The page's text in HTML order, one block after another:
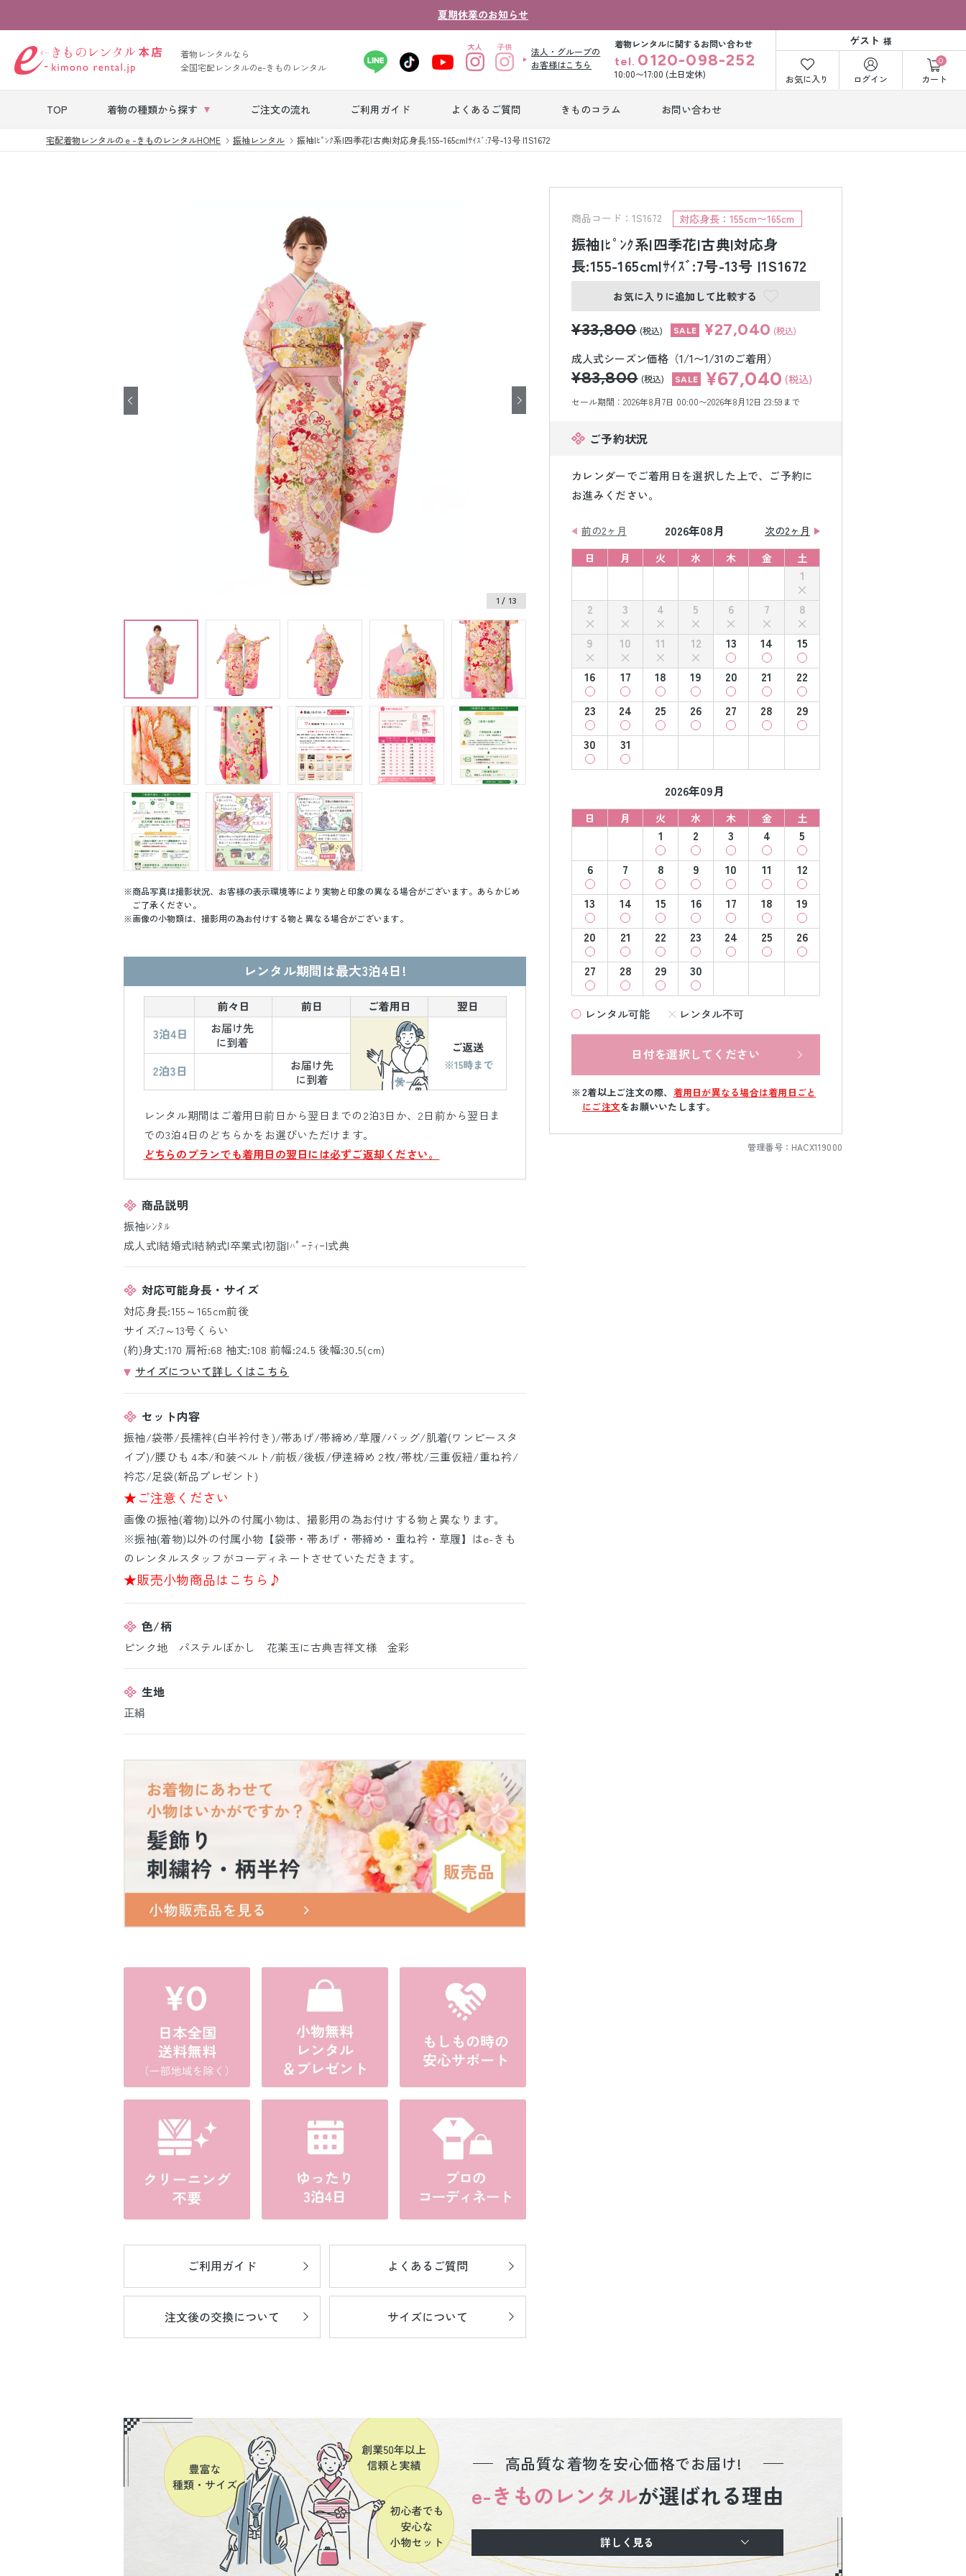
夏期休業のお知らせ
着物レンタルなら
全国宅配レンタルのe-きものレンタル
法人・グループの
お客様はこちら
着物レンタルに関するお問い合わせ
tel. 0120-098-252
10:00〜17:00 (土日定休)
ゲスト 様
お気に入り ログイン
0
カート
TOP 着物の種類から探す ご注文の流れ ご利用ガイド よくあるご質問 きものコラム お問い合わせ
七五三レンタル 振袖レンタル
卒業式袴レンタ
ル
産着レンタル
レンタル
タル
紋付袴レンタル
男性礼装レンタ
ル
色打掛&紋付袴
レンタル
白無垢&紋付袴
小物販売品
宅配着物レンタルのｅ-きものレンタルHOME 振袖レンタル 振袖|ﾋﾟﾝｸ系|四季花|古典|対応身長:155-165cm|ｻｲｽﾞ:7号-13号 |1S1672
商品コード：1S1672 対応身長：155cm〜165cm
振袖|ﾋﾟﾝｸ系|四季花|古典|対応身
長:155-165cm|ｻｲｽﾞ:7号-13号 |1S1672
お気に入りに追加して比較する
¥33,800 (税込) ¥27,040 (税込)
成人式シーズン価格（1/1〜1/31のご着用）
¥83,800 (税込) ¥67,040 (税込)
セール期間：2026年8月7日 00:00〜2026年8月12日 23:59まで
ご予約状況
カレンダーでご着用日を選択した上で、ご予約に
お進みください。
前の2ヶ月 2026年08月
次の2ヶ月
日
月 火 水 木 金 土
1
2
3 4 5 6 7
8
9
10 11 12 13 14
15
16
17 18 19 20 21
22
23
24 25 26 27 28
29
30
31
2026年09月
日 月 火 水 木 金 土
1 2 3 4
5
6
7 8 9 10 11
12
13
14 15 16 17 18
19
20
21 22 23 24 25
26
27
28 29 30
レンタル可能 レンタル不可
日付を選択してください
2着以上ご注文の際、 着用日が異なる場合は着用日ごと
にご注文をお願いいたします。
管理番号： HACX119000
1 / 13
商品写真は撮影状況、お客様の表示環境等により実物と印象の異なる場合がございます。あらかじめ
ご了承ください。
画像の小物類は、撮影用の為お付けする物と異なる場合がございます。
レンタル期間は最大3泊4日!
レンタル期間はご着用日前日から翌日までの2泊3日か、2日前から翌日ま
での3泊4日のどちらかをお選びいただけます。
どちらのプランでも着用日の翌日には必ずご返却ください。
商品説明
振袖ﾚﾝﾀﾙ
成人式|結婚式|結納式|卒業式|初詣|ﾊﾟｰﾃｨｰ|式典
対応可能身長・サイズ
対応身長:155～165cm前後
サイズ:7～13号くらい
(約)身丈:170 肩裄:68 袖丈:108 前幅:24.5 後幅:30.5(cm)
サイズについて詳しくはこちら
セット内容
振袖/袋帯/長襦袢(白半衿付き)/帯あげ/帯締め/草履/バッグ/肌着(ワンピースタ
イプ)/腰ひも 4本/和装ベルト/前板/後板/伊逹締め 2枚/帯枕/三重仮紐/重ね衿/
衿芯/足袋(新品プレゼント)
★ご注意ください
画像の振袖(着物)以外の付属小物は、撮影用の為お付けする物と異なります。
※振袖(着物)以外の付属小物【袋帯・帯あげ・帯締め・重ね衿・草履】はe-きも
のレンタルスタッフがコーディネートさせていただきます。
★販売小物商品はこちら♪
色/柄
ピンク地 パステルぼかし 花薬玉に古典吉祥文様 金彩
生地
正絹
ご利用ガイド よくあるご質問
注文後の交換について サイズについて
高品質な着物を安心価格でお届け!
e-きものレンタルが選ばれる理由
詳しく見る